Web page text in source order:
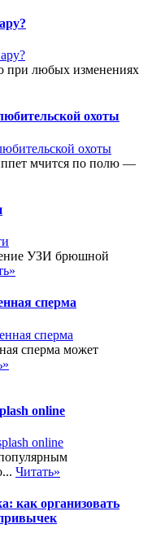
при любых изменениях
охоты
мчится по полю —
УЗИ брюшной
сперма
сперма может
online
Читать»
как организовать